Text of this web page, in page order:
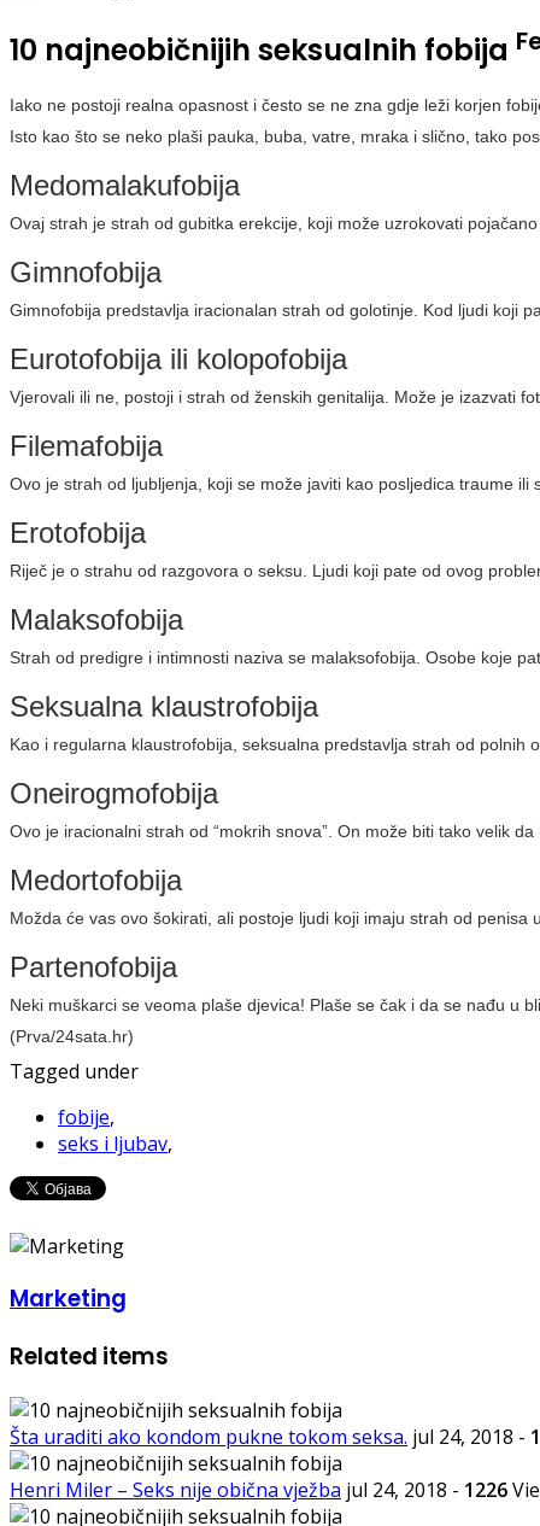
10 najneobičnijih seksualnih fobija
Iako ne postoji realna opasnost i često se ne zna gdje leži korjen
Isto kao što se neko plaši pauka, buba, vatre, mraka i slično, tako
Medomalakufobija
Ovaj strah je strah od gubitka erekcije, koji može uzrokovati
Gimnofobija
Gimnofobija predstavlja iracionalan strah od golotinje. Kod ljudi koji
Eurotofobija ili kolopofobija
Vjerovali ili ne, postoji i strah od ženskih genitalija. Može je izazvati
Filemafobija
Ovo je strah od ljubljenja, koji se može javiti kao posljedica traume
Erotofobija
Riječ je o strahu od razgovora o seksu. Ljudi koji pate od ovog
Malaksofobija
Strah od predigre i intimnosti naziva se malaksofobija. Osobe koje
Seksualna klaustrofobija
Kao i regularna klaustrofobija, seksualna predstavlja strah od polnih
Oneirogmofobija
Ovo je iracionalni strah od “mokrih snova”. On može biti tako velik
Medortofobija
Možda će vas ovo šokirati, ali postoje ljudi koji imaju strah od penisa
Partenofobija
Neki muškarci se veoma plaše djevica! Plaše se čak i da se nađu u
(Prva/24sata.hr)
Tagged under
fobije,
seks i ljubav,
Marketing
Related items
Šta uraditi ako kondom pukne tokom seksa. jul 24, 2018 -
Henri Miler – Seks nije obična vježba jul 24, 2018 - 1226